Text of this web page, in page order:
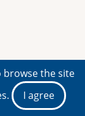
browse the site
I agree